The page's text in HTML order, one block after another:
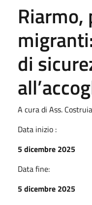
Riarmo,
di
A cura di Ass.
Data inizio :
5 dicembre 2025
Data fine:
5 dicembre 2025